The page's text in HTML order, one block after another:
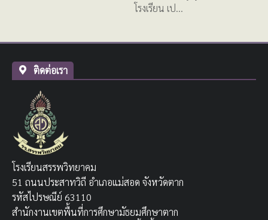
โรงเรียน เป…
ติดต่อเรา
โรงเรียนสรรพวิทยาคม
51 ถนนประสาทวิถี อำเภอแม่สอด จังหวัดตาก
รหัสไปรษณีย์ 63110
สำนักงานเขตพื้นที่การศึกษามัธยมศึกษาตาก